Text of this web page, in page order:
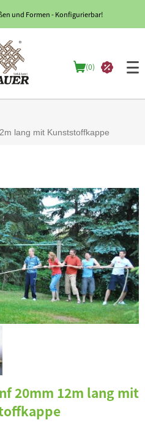
und Formen - Konfigurierbar!
(0)
lang mit Kunststoffkappe
20mm 12m lang mit